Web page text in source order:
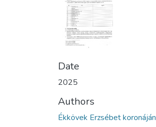
Date
2025
Authors
Ékkövek Erzsébet koronáján